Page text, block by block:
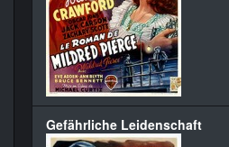
Gefährliche Leidenschaft